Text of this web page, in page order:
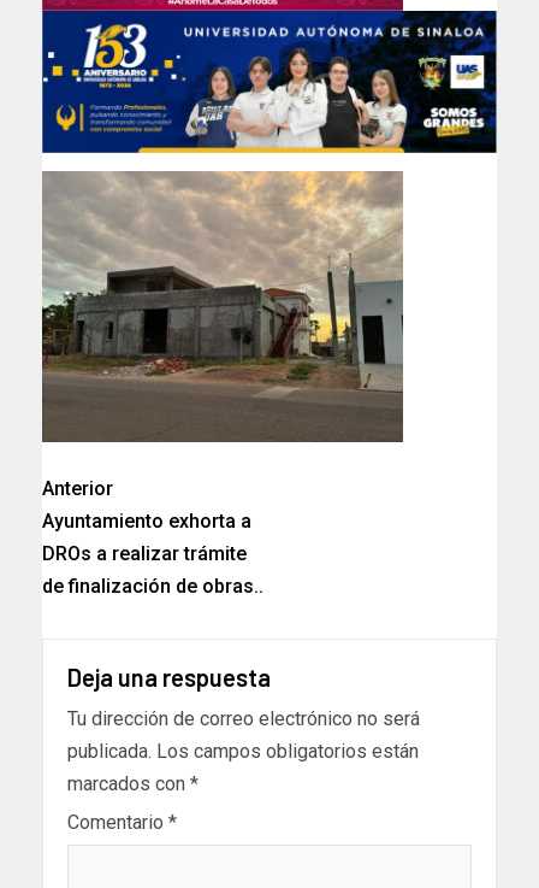
Anterior
Ayuntamiento exhorta a
DROs a realizar trámite
de finalización de obras..
Deja una respuesta
Tu dirección de correo electrónico no será
publicada. Los campos obligatorios están
marcados con *
Comentario *